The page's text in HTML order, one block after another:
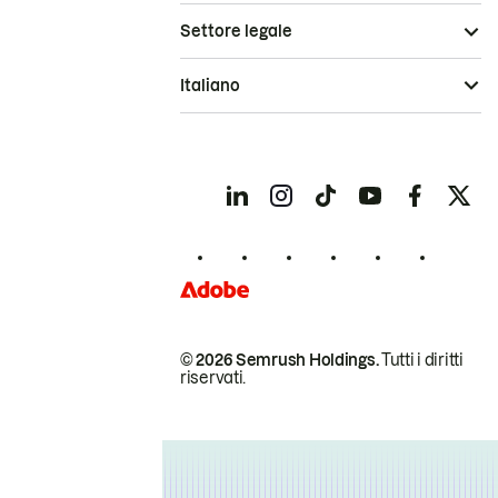
© 2026 Semrush Holdings.Tutti i diritti
riservati.
Settore legale
Italiano